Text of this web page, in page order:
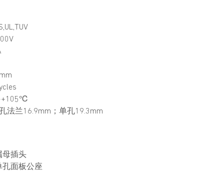
法兰16.9mm；单孔19.3mm
母插头
孔面板公座